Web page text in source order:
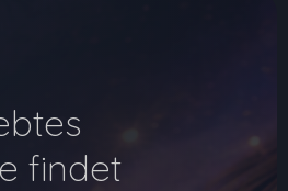
findet